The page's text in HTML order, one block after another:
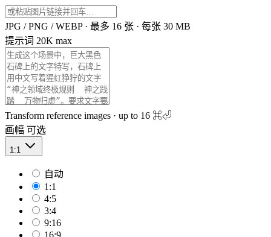
JPG / PNG / WEBP · 最多 16 张 · 每张 30 MB
提示词 20K max
Transform reference images · up to 16 ⌘⏎
画幅 可选
1:1
自动
1:1
4:5
3:4
9:16
16:9